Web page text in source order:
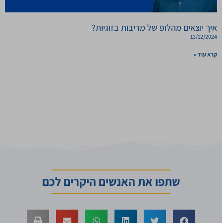
איך יוצאים מהלופ של מריבות בזוגיות?
13/12/2024
קרא עוד »
שתפו את האנשים היקרים לכם